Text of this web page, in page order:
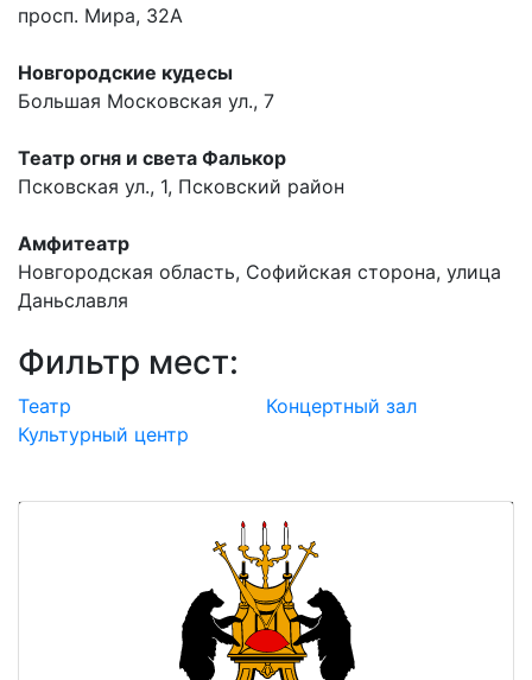
просп. Мира, 32А
Новгородские кудесы
Большая Московская ул., 7
Театр огня и света Фалькор
Псковская ул., 1, Псковский район
Амфитеатр
Новгородская область, Софийская сторона, улица
Даньславля
Фильтр мест:
Театр
Концертный зал
Культурный центр